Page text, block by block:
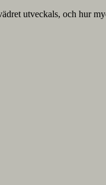
utveckals, och hur